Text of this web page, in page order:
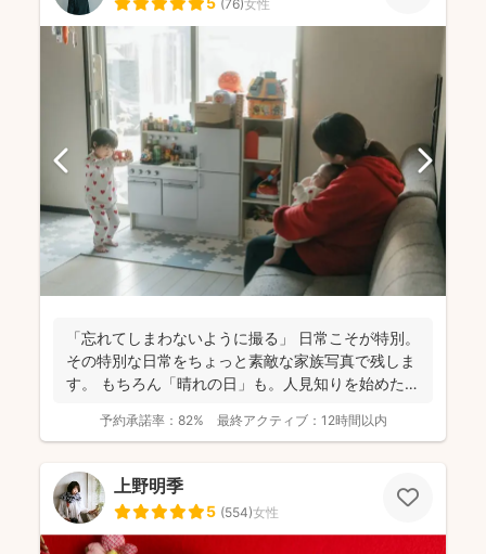
(76)女性
「忘れてしまわないように撮る」 日常こそが特別。
その特別な日常をちょっと素敵な家族写真で残しま
す。 もちろん「晴れの日」も。人見知りを始めた
予約承諾率： 82% 最終アクティブ： 12時間以内
上野明季
5 (554)女性